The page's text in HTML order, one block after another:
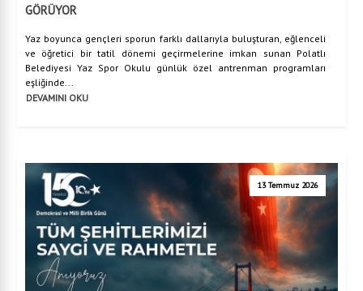
GÖRÜYOR
Yaz boyunca gençleri sporun farklı dallarıyla buluşturan, eğlenceli
ve öğretici bir tatil dönemi geçirmelerine imkan sunan Polatlı
Belediyesi Yaz Spor Okulu günlük özel antrenman programları
eşliğinde...
DEVAMINI OKU
13 Temmuz 2026